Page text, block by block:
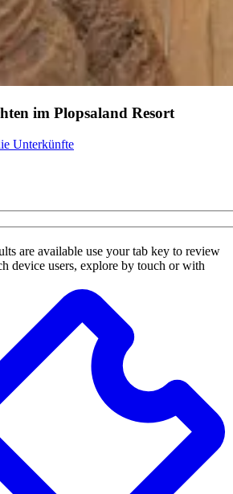
im Plopsaland Resort
Unterkünfte
are available use your tab key to review
device users, explore by touch or with